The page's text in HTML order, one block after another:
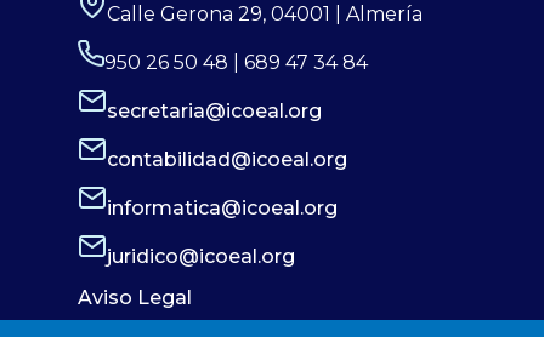
Calle Gerona 29, 04001 | Almería
950 26 50 48 | 689 47 34 84
secretaria@icoeal.org
contabilidad@icoeal.org
informatica@icoeal.org
juridico@icoeal.org
Aviso Legal